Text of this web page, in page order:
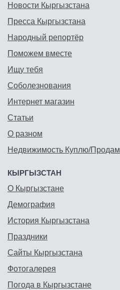
Новости Кыргызстана
Пресса Кыргызстана
Народный репортёр
Поможем вместе
Ищу тебя
Соболезнования
Интернет магазин
Статьи
О разном
Недвижимость Куплю/Продам
КЫРГЫЗСТАН
О Кыргызстане
Демография
История Кыргызстана
Праздники
Сайты Кыргызстана
Фотогалерея
Погода в Кыргызстане